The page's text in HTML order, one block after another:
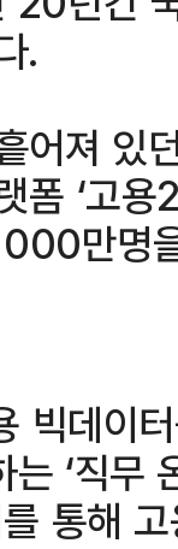
.
어져 있
폼 ‘고
만명
데이
는 ‘직
통해